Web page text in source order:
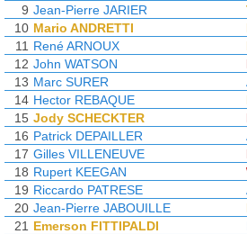
9 Jean-Pierre JARIER
10 Mario ANDRETTI
11 René ARNOUX
12 John WATSON
13 Marc SURER
14 Hector REBAQUE
15 Jody SCHECKTER
16 Patrick DEPAILLER
17 Gilles VILLENEUVE
18 Rupert KEEGAN
19 Riccardo PATRESE
20 Jean-Pierre JABOUILLE
21 Emerson FITTIPALDI